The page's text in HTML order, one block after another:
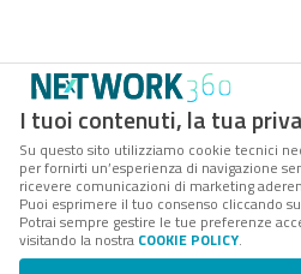
I tuoi contenuti, la tua
Su questo sito utilizziamo cookie tecnici
per fornirti un’esperienza di navigazione
ricevere comunicazioni di marketing
Puoi esprimere il tuo consenso cliccando
Potrai sempre gestire le tue preferenze
visitando la nostra COOKIE POLICY.